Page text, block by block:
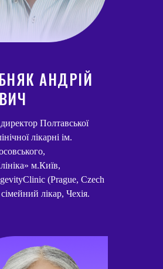
АНДРІЙ
Полтавської
лікарні ім.
м.Київ,
(Prague, Czech
лікар, Чехія.